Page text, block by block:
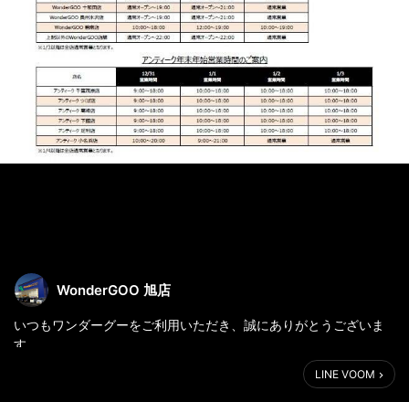
WonderGOO 旭店
いつもワンダーグーをご利用いただき、誠にありがとうございま
す。
年末年始につき、営業時間の変更をお知らせいたします。
LINE VOOM